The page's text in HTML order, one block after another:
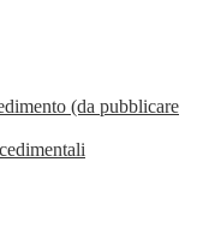
(da pubblicare